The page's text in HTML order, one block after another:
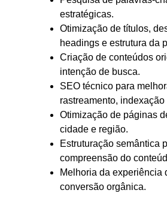
estratégicas.
Otimização de títulos,
headings e estrutura da
Criação de conteúdos
intenção de busca.
SEO técnico para
rastreamento,
Otimização de páginas
cidade e região.
Estruturação semântica
compreensão do
Melhoria da experiência
conversão orgânica.